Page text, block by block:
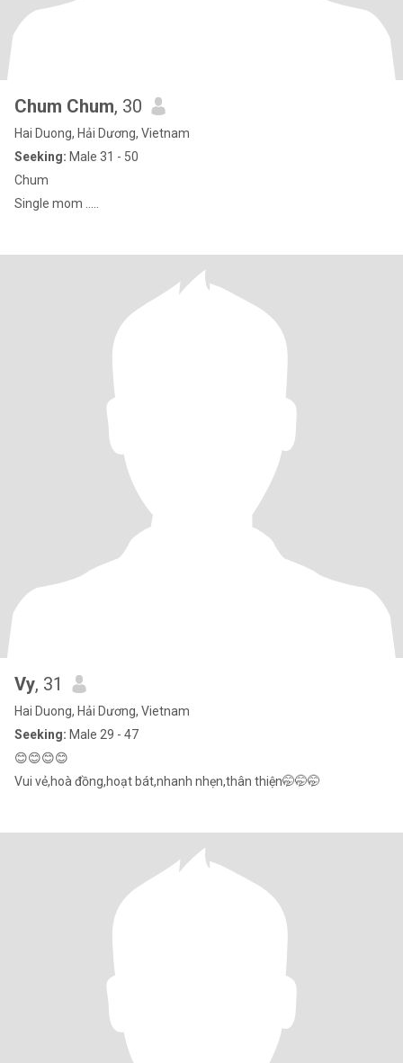
Chum Chum, 30
Hai Duong, Hải Dương, Vietnam
Seeking: Male 31 - 50
Chum
Single mom …..
Vy, 31
Hai Duong, Hải Dương, Vietnam
Seeking: Male 29 - 47
😊😊😊😊
Vui vẻ,hoà đồng,hoạt bát,nhanh nhẹn,thân thiện🤭🤭🤭